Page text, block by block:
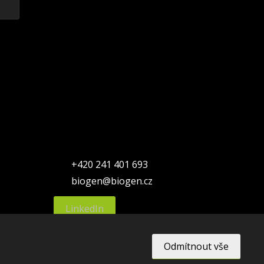
+420 241 401 693
biogen@biogen.cz
LinkedIn
Odmítnout vše